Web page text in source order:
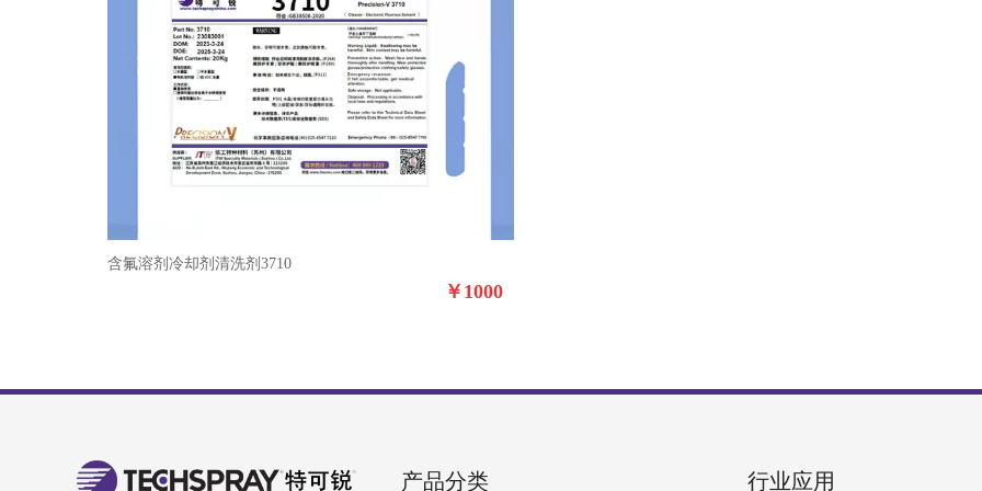
含氟溶剂冷却剂清洗剂3710
￥ 1000
产品分类 行业应用